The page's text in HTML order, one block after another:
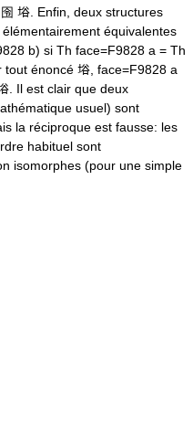
﨏. Enfin, deux structures
équivalentes
b) si Th face=F9828 a = Th
tout énoncé 﨏, face=F9828 a
. Il est clair que deux
usuel) sont
la réciproque est fausse: les
habituel sont
isomorphes (pour une simple